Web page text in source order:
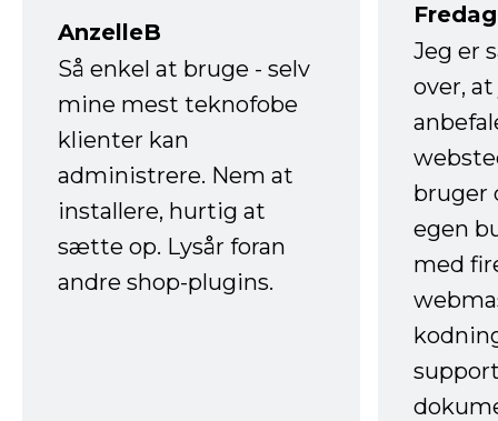
AnzelleB
Så enkel at bruge - selv
mine mest teknofobe
klienter kan
administrere. Nem at
installere, hurtig at
sætte op. Lysår foran
andre shop-plugins.
Jeg er
over,
bruger
egen
med